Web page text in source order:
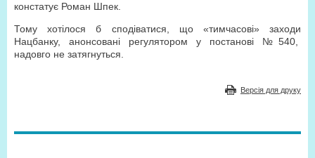
констатує Роман Шпек.
Тому хотілося б сподіватися, що «тимчасові» заходи
Нацбанку, анонсовані регулятором у постанові №540,
надовго не затягнуться.
Версія для друку